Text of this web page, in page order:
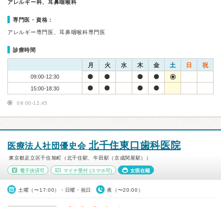
アレルギー科、耳鼻咽喉科
専門医・資格：
アレルギー専門医、耳鼻咽喉科専門医
診療時間
月 火 水 木 金 土 日 祝
09:00-12:30
15:00-18:30
09:00-12:45
医療法人社団優史会 北千住東口歯科医院
東京都足立区千住旭町（北千住駅、牛田駅（京成関屋駅））
電子決済可 マイナ受付(スマホ可) 女医在籍
土曜（〜17:00）・日曜・祝日 夜（〜20:00）